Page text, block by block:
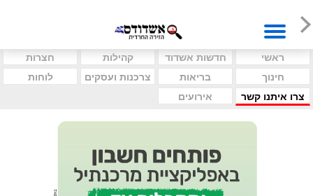
ראשי חדשות אשדוד קהילות
חצרות
חינוך
בריאות צרכנות ועסקים
לוחות
צרו איתנו קשר
אירועים